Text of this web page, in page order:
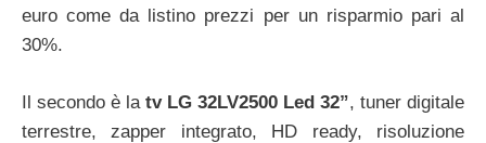
euro come da listino prezzi per un risparmio pari al
30%.
Il secondo è la tv LG 32LV2500 Led 32”, tuner digitale
terrestre, zapper integrato, HD ready, risoluzione